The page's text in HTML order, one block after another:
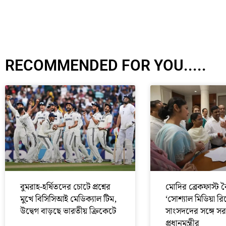
RECOMMENDED FOR YOU.....
বুমরাহ-হর্ষিতদের চোটে প্রশ্নের
মুখে বিসিসিআই মেডিক্যাল টিম,
উদ্বেগ বাড়ছে ভারতীয় ক্রিকেটে
মোদির ব্রেকফাস্ট
‘সোশ্যাল মিডিয়া
সাংসদদের সঙ্গে